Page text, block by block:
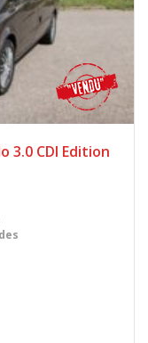
3.0 CDI Edition